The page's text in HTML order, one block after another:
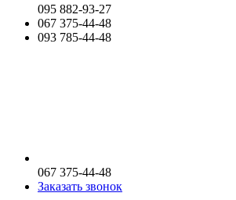
095 882-93-27
067 375-44-48
093 785-44-48
067 375-44-48
Заказать звонок